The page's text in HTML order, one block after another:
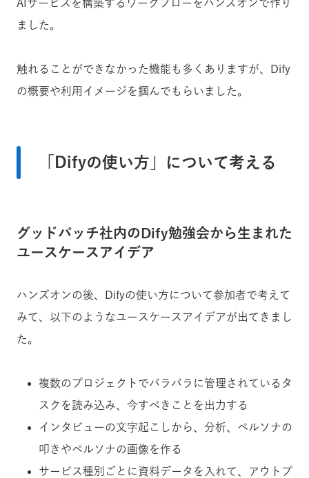
AIサービスを構築するワークフローをハンズオンで作り
ました。
触れることができなかった機能も多くありますが、Dify
の概要や利用イメージを掴んでもらいました。
「Difyの使い方」について考える
グッドパッチ社内のDify勉強会から生まれた
ユースケースアイデア
ハンズオンの後、Difyの使い方について参加者で考えて
みて、以下のようなユースケースアイデアが出てきまし
た。
複数のプロジェクトでバラバラに管理されているタ
スクを読み込み、今すべきことを出力する
インタビューの文字起こしから、分析、ペルソナの
叩きやペルソナの画像を作る
サービス種別ごとに資料データを入れて、アウトプ